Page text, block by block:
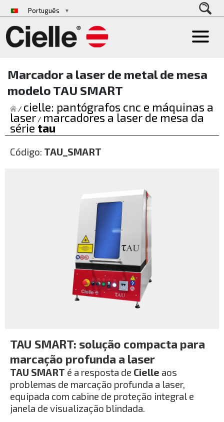
Português ▼
Marcador a laser de metal de mesa
modelo TAU SMART
/ cielle: pantógrafos cnc e máquinas a
laser / marcadores a laser de mesa da
série tau
Código: TAU_SMART
TAU SMART: solução compacta para
marcação profunda a laser
TAU SMART é a resposta de Cielle aos
problemas de marcação profunda a laser,
equipada com cabine de proteção integral e
janela de visualização blindada.